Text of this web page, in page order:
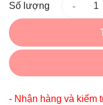
Số lượng
- Nhận hàng và kiểm